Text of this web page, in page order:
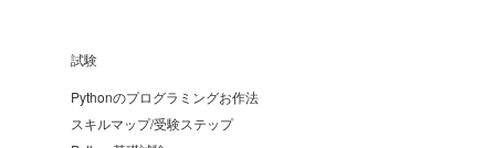
試験
Pythonのプログラミングお作法
スキルマップ/受験ステップ